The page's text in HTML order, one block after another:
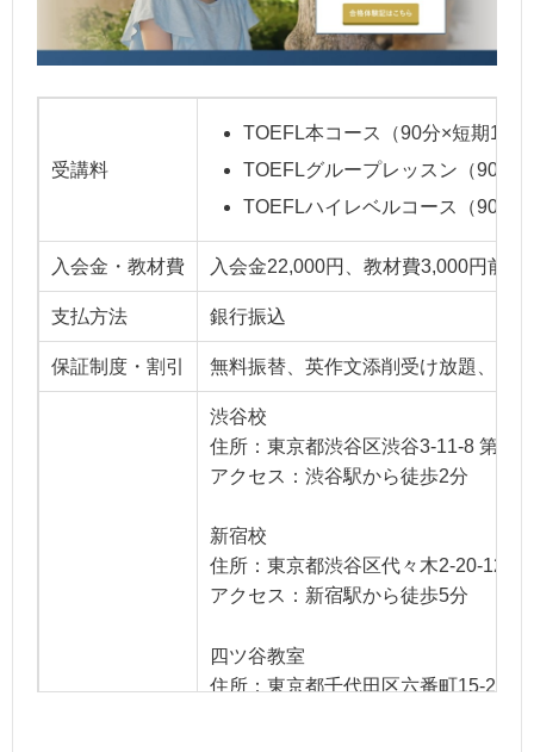
受講料
TOEFL本コース（90分×短期12
TOEFLグループレッスン（90分
TOEFLハイレベルコース（90分
入会金・教材費 入会金22,000円、教材費3,000円前後
支払方法 銀行振込
保証制度・割引 無料振替、英作文添削受け放題、個
渋谷校
住所：東京都渋谷区渋谷3-11-8 第3
アクセス：渋谷駅から徒歩2分
新宿校
住所：東京都渋谷区代々木2-20-12
アクセス：新宿駅から徒歩5分
四ツ谷教室
住所：東京都千代田区六番町15-2